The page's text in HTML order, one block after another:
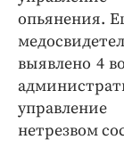
опьянения.
выявлено 4
нетрезвом